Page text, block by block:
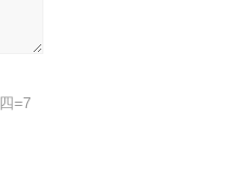
=7